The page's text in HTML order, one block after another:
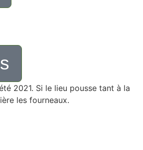
2021. Si le lieu pousse tant à la
les fourneaux.